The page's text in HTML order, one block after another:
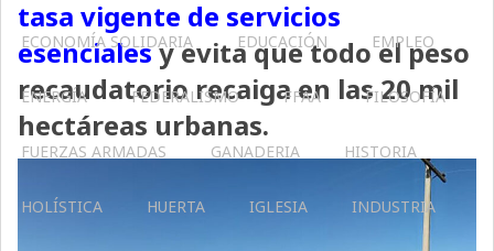
ECONOMÍA SOLIDARIA EDUCACIÓN EMPLEO
ENERGÍA FEDERALISMO FFAA FILOSOFÍA
FUERZAS ARMADAS GANADERIA HISTORIA
HOLÍSTICA HUERTA IGLESIA INDUSTRIA
tasa vigente de servicios
esencialesy evita que todo el peso
recaudatorio recaiga en las 20 mil
hectáreas urbanas.